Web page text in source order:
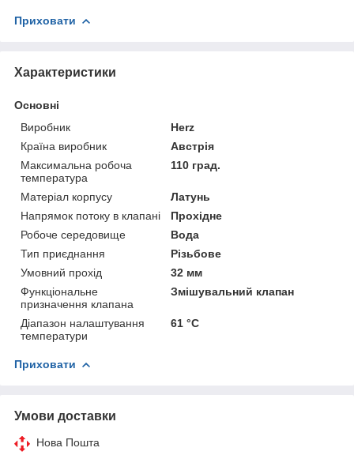
Приховати
Характеристики
Основні
Виробник
Herz
Країна виробник
Австрія
Максимальна робоча
температура
110 град.
Матеріал корпусу
Латунь
Напрямок потоку в клапані
Прохідне
Робоче середовище
Вода
Тип приєднання
Різьбове
Умовний прохід
32 мм
Функціональне
призначення клапана
Змішувальний клапан
Діапазон налаштування
температури
61 °C
Приховати
Умови доставки
Нова Пошта